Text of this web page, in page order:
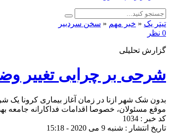
تیتر یک « خبر مهم « سخن سردبیر
0 نظر
گزارش تحلیلی
شرحی بر چرایی تغییر
بدون شک شهر ازنا در زمان آغاز بیماری کرونا یک
موقع مسئولان، خصوصا اقدامات‌ فداکارانه
کد خبر : 1034
تاریخ انتشار : شنبه 9 می 2020 - 15:18